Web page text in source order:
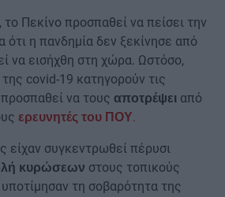
Πεκίνο προσπαθεί να πείσει την
ότι η πανδημία δεν ξεκίνησε από
να εισήχθη στη χώρα. Ωστόσο,
της covid-19 κατηγορούν τις
προσπαθεί να τους αποτρέψει από
ερευνητές του ΠΟΥ.
είχαν συγκεντρωθεί πέρυσι
κυρώσεων στους τοπικούς
τη σοβαρότητα της